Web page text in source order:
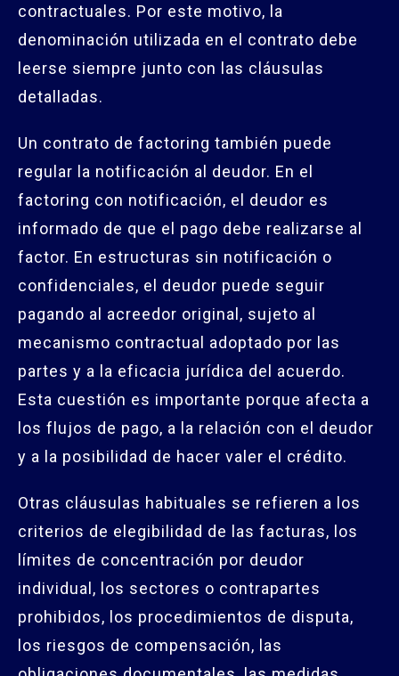
contractuales. Por este motivo, la
denominación utilizada en el contrato debe
leerse siempre junto con las cláusulas
detalladas.
Un contrato de factoring también puede
regular la notificación al deudor. En el
factoring con notificación, el deudor es
informado de que el pago debe realizarse al
factor. En estructuras sin notificación o
confidenciales, el deudor puede seguir
pagando al acreedor original, sujeto al
mecanismo contractual adoptado por las
partes y a la eficacia jurídica del acuerdo.
Esta cuestión es importante porque afecta a
los flujos de pago, a la relación con el deudor
y a la posibilidad de hacer valer el crédito.
Otras cláusulas habituales se refieren a los
criterios de elegibilidad de las facturas, los
límites de concentración por deudor
individual, los sectores o contrapartes
prohibidos, los procedimientos de disputa,
los riesgos de compensación, las